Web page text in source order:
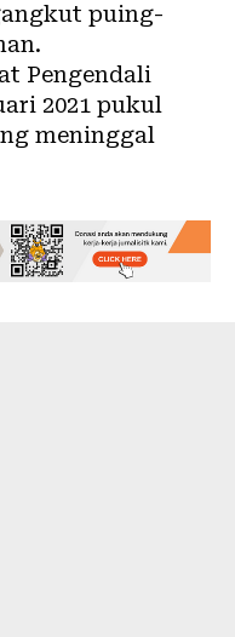
puing-
Pengendali
2021 pukul
meninggal